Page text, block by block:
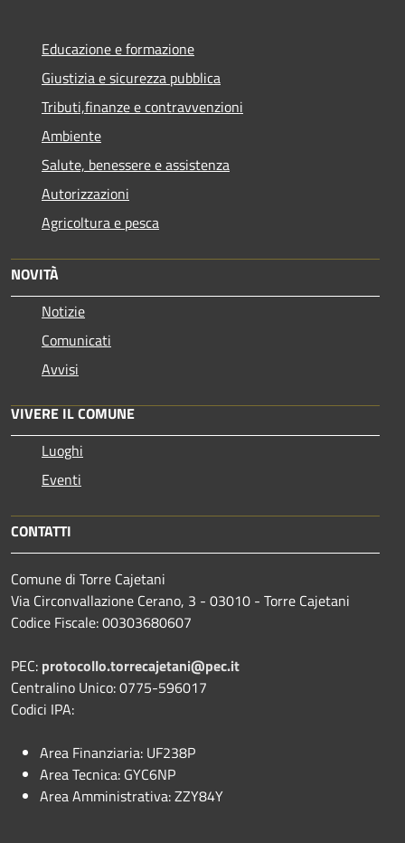
Educazione e formazione
Giustizia e sicurezza pubblica
Tributi,finanze e contravvenzioni
Ambiente
Salute, benessere e assistenza
Autorizzazioni
Agricoltura e pesca
NOVITÀ
Notizie
Comunicati
Avvisi
VIVERE IL COMUNE
Luoghi
Eventi
CONTATTI
Comune di Torre Cajetani
Via Circonvallazione Cerano, 3 - 03010 - Torre Cajetani
Codice Fiscale: 00303680607
PEC: protocollo.torrecajetani@pec.it
Centralino Unico: 0775-596017
Codici IPA:
Area Finanziaria: UF238P
Area Tecnica: GYC6NP
Area Amministrativa: ZZY84Y